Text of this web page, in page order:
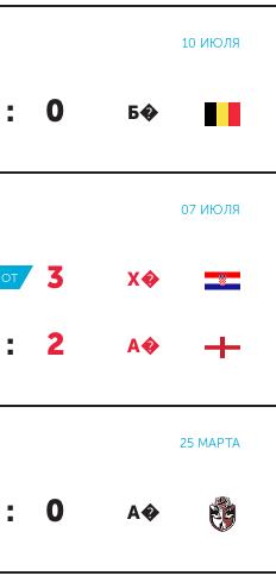
10 ИЮЛЯ
: 0 Б�
07 ИЮЛЯ
: 3 Х�
ОТ
: 2 А�
25 МАРТА
: 0 А�